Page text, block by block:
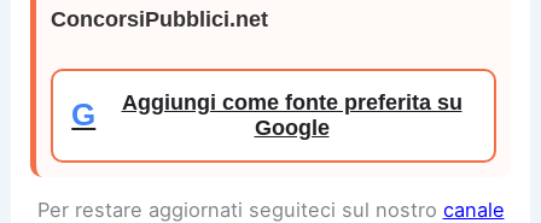
ConcorsiPubblici.net
G
Aggiungi come fonte preferita su
Google
Per restare aggiornati seguiteci sul nostro canale